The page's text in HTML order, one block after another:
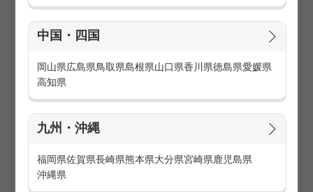
中国・四国
岡山県広島県鳥取県島根県山口県香川県徳島県愛媛県
高知県
九州・沖縄
福岡県佐賀県長崎県熊本県大分県宮崎県鹿児島県
沖縄県
とが好きな社交的な人に向いています。
■携帯電話やスマートフォンが好きな人
い機能や操作方法を覚える必要があります。携帯電話やスマ
ートフォンが好きな人であれば、新機種の勉強についても楽
しんで取り組むことができると思います。また、いち早く最
新機種の情報をゲットでき、発売前にデモ機という実際に動
く見本機を触ることができるのも魅力です。
■未経験の方でも安心！事前研修あり
携帯ショップで働いているスタッフのほとんどが未経験スタ